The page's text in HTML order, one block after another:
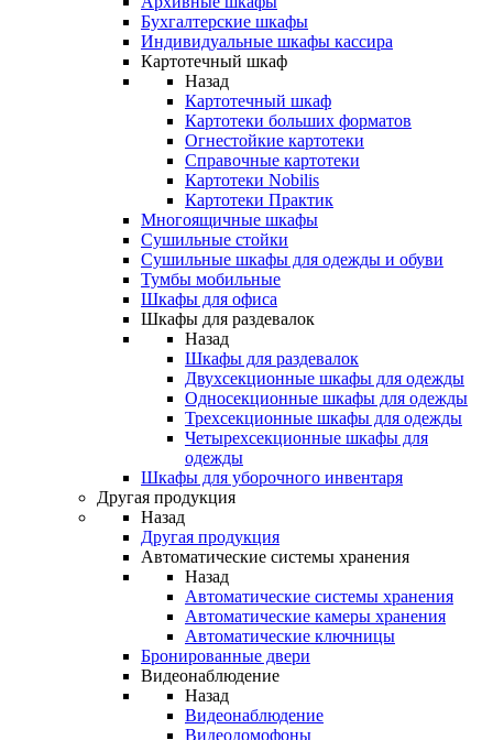
Бухгалтерские шкафы
Индивидуальные шкафы кассира
Картотечный шкаф
Назад
Картотечный шкаф
Картотеки больших форматов
Огнестойкие картотеки
Справочные картотеки
Картотеки Nobilis
Картотеки Практик
Многоящичные шкафы
Сушильные стойки
Сушильные шкафы для одежды и обуви
Тумбы мобильные
Шкафы для офиса
Шкафы для раздевалок
Назад
Шкафы для раздевалок
Двухсекционные шкафы для одежды
Односекционные шкафы для одежды
Трехсекционные шкафы для одежды
Четырехсекционные шкафы для
одежды
Шкафы для уборочного инвентаря
Другая продукция
Назад
Другая продукция
Автоматические системы хранения
Назад
Автоматические системы хранения
Автоматические камеры хранения
Автоматические ключницы
Бронированные двери
Видеонаблюдение
Назад
Видеонаблюдение
Видеодомофоны